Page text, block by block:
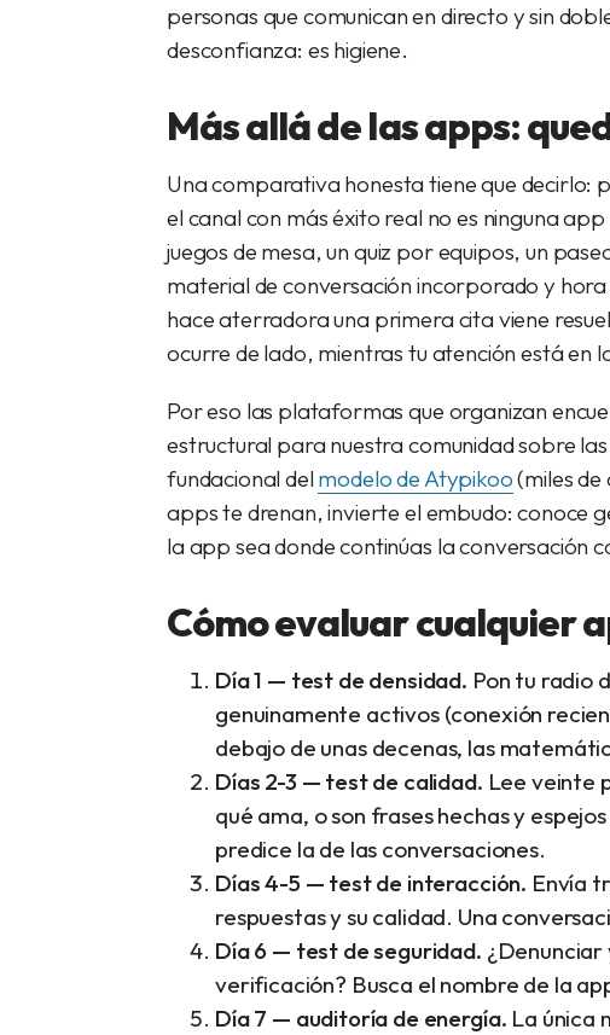
personas que comunican en directo y sin
desconfianza: es higiene.
Más allá de las apps:
Una comparativa honesta tiene que decirlo:
el canal con más éxito real no es ninguna
juegos de mesa, un quiz por equipos, un
material de conversación incorporado y
hace aterradora una primera cita viene
ocurre de lado, mientras tu atención está en
Por eso las plataformas que organizan
estructural para nuestra comunidad sobre
fundacional del modelo de Atypikoo(miles de
apps te drenan, invierte el embudo: conoce
la app sea donde continúas la conversación
Cómo evaluar cualquier
Día 1 — test de densidad. Pon tu radio
genuinamente activos (conexión
debajo de unas decenas, las
Días 2-3 — test de calidad. Lee veinte
qué ama, o son frases hechas y
predice la de las conversaciones.
Días 4-5 — test de interacción. Envía
respuestas y su calidad. Una
Día 6 — test de seguridad.
verificación? Busca el nombre de la
Día 7 — auditoría de energía. La única